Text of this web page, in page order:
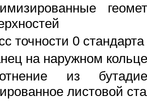
точности 0
на наружном кольце
из
листовой